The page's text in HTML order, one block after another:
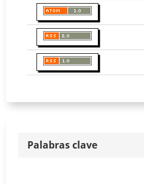
Palabras clave